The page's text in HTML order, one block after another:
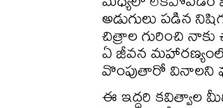
అడుగులు పడిన
చిత్రాల గురించి
ఏ జీవన
వొంపుతారో వినాలని
ఈ ఇద్దరి కవిత్వాల